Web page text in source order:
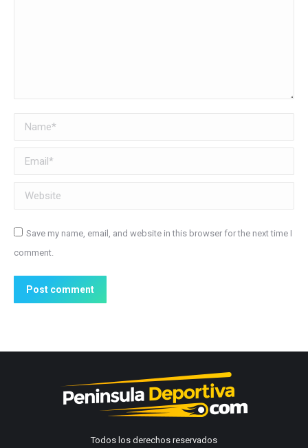
Name *
Email *
Website
Save my name, email, and website in this browser for the next time I
comment.
Post comment
Todos los derechos reservados